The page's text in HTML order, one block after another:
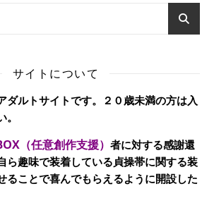
サイトについて
ダルトサイトです。２０歳未満の方は入
（任意創作支援） 者に対する感謝還
ら趣味で装着している貞操帯に関する装
ることで喜んでもらえるように開設した